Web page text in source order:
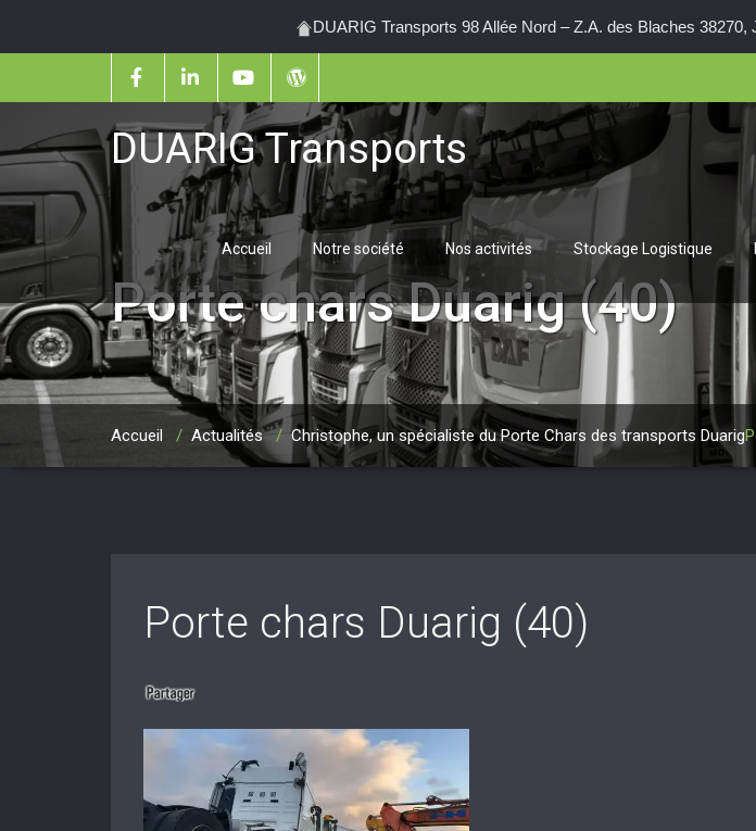
DUARIG Transports 98 Allée Nord – Z.A. des Blaches 38270,
DUARIG Transports
Accueil Notre société Nos activités Stockage Logistique
Porte chars Duarig (40)
Accueil / Actualités/Christophe, un spécialiste du Porte Chars des transports Duarig
Porte chars Duarig (40)